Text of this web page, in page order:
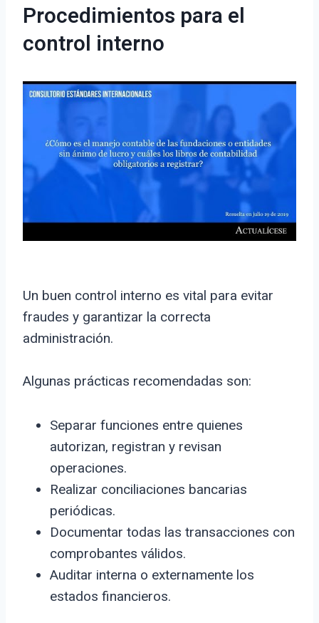
Procedimientos para el
control interno
Un buen control interno es vital para evitar
fraudes y garantizar la correcta
administración.
Algunas prácticas recomendadas son:
Separar funciones entre quienes
autorizan, registran y revisan
operaciones.
Realizar conciliaciones bancarias
periódicas.
Documentar todas las transacciones con
comprobantes válidos.
Auditar interna o externamente los
estados financieros.